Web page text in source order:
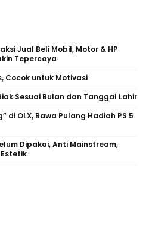
Jual Beli Mobil, Motor & HP
Tepercaya
Cocok untuk Motivasi
Sesuai Bulan dan Tanggal Lahir
di OLX, Bawa Pulang Hadiah PS 5
Dipakai, Anti Mainstream,